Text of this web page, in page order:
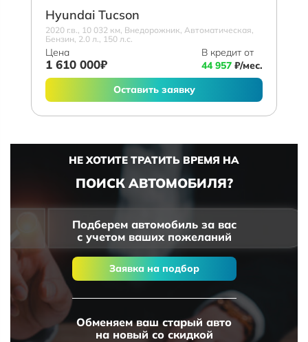
Hyundai Tucson
2020 г.в., 10 032 км, Внедорожник, Автоматическая,
Бензин, 2.0 л., 150 л.с.
Цена
1 610 000₽
В кредит от
44 957 ₽/мес.
Оставить заявку
НЕ ХОТИТЕ ТРАТИТЬ ВРЕМЯ НА
ПОИСК АВТОМОБИЛЯ?
Подберем автомобиль за вас
с учетом ваших пожеланий
Заявка на подбор
Обменяем ваш старый авто
на новый со скидкой